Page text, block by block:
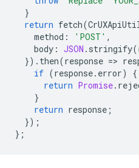
}
return fetch(
method : 'POST' ,
body : JSON . stringify(
}). then(response =>
if (response. error)
{
return Promise.
}
return response ;
});
};